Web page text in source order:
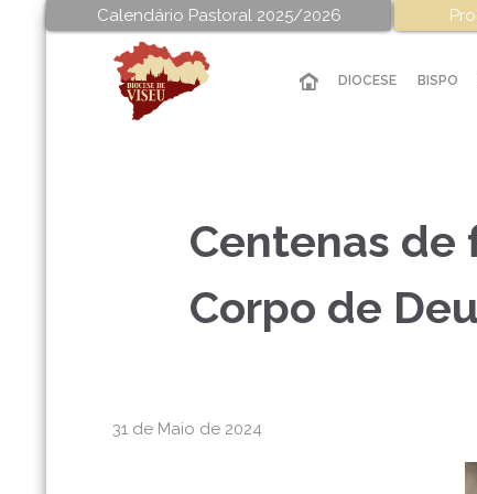
Calendário Pastoral 2025/2026
DIOCESE BISPO
Centenas de
Corpo de
31 de Maio de 2024